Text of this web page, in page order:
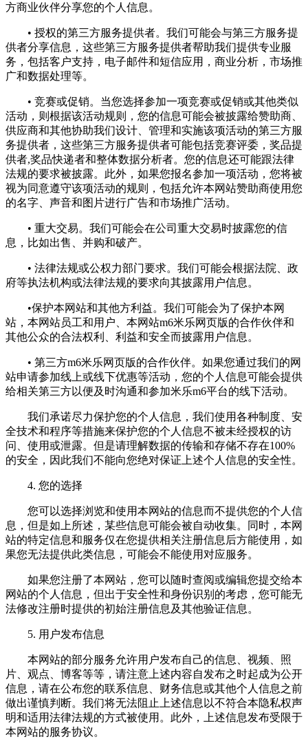
方商业伙伴分享您的个人信息。
• 授权的第三方服务提供者。我们可能会与第三方服务提
供者分享信息，这些第三方服务提供者帮助我们提供专业服
务，包括客户支持，电子邮件和短信应用，商业分析，市场推
广和数据处理等。
• 竞赛或促销。当您选择参加一项竞赛或促销或其他类似
活动，则根据该活动规则，您的信息可能会被披露给赞助商、
供应商和其他协助我们设计、管理和实施该项活动的第三方服
务提供者，这些第三方服务提供者可能包括竞赛评委，奖品提
供者,奖品快递者和整体数据分析者。您的信息还可能跟法律
法规的要求被披露。此外，如果您报名参加一项活动，您将被
视为同意遵守该项活动的规则，包括允许本网站赞助商使用您
的名字、声音和图片进行广告和市场推广活动。
• 重大交易。我们可能会在公司重大交易时披露您的信
息，比如出售、并购和破产。
• 法律法规或公权力部门要求。我们可能会根据法院、政
府等执法机构或法律法规的要求向其披露用户信息。
•保护本网站和其他方利益。我们可能会为了保护本网
站，本网站员工和用户、本网站m6米乐网页版的合作伙伴和
其他公众的合法权利、利益和安全而披露用户信息。
• 第三方m6米乐网页版的合作伙伴。如果您通过我们的网
站申请参加线上或线下优惠等活动，您的个人信息可能会提供
给相关第三方以便及时沟通和参加米乐m6平台的线下活动。
我们承诺尽力保护您的个人信息，我们使用各种制度、安
全技术和程序等措施来保护您的个人信息不被未经授权的访
问、使用或泄露。但是请理解数据的传输和存储不存在100%
的安全，因此我们不能向您绝对保证上述个人信息的安全性。
4. 您的选择
您可以选择浏览和使用本网站的信息而不提供您的个人信
息，但是如上所述，某些信息可能会被自动收集。同时，本网
站的特定信息和服务仅在您提供相关注册信息后方能使用，如
果您无法提供此类信息，可能会不能使用对应服务。
如果您注册了本网站，您可以随时查阅或编辑您提交给本
网站的个人信息，但出于安全性和身份识别的考虑，您可能无
法修改注册时提供的初始注册信息及其他验证信息。
5. 用户发布信息
本网站的部分服务允许用户发布自己的信息、视频、照
片、观点、博客等等，请注意上述内容自发布之时起成为公开
信息，请在公布您的联系信息、财务信息或其他个人信息之前
做出谨慎判断。我们将无法阻止上述信息以不符合本隐私权声
明和适用法律法规的方式被使用。此外，上述信息发布受限于
本网站的服务协议。